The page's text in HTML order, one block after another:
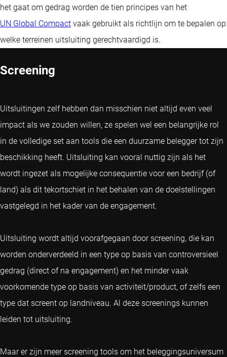
het gaat om gedrag worden de tien principes van het
UN Global Compact vaak gebruikt als richtlijn om te bepalen op
welke terreinen uitsluiting gerechtvaardigd is.
Screening
Uitsluitingen zelf hebben dan misschien niet altijd even veel
impact als we zouden willen, ze spelen wel een belangrijke rol
in de volledige set aan tools die een duurzame belegger tot zijn
beschikking heeft. Uitsluiting kan vooral nuttig zijn als het
wordt ingezet als mogelijke consequentie voor een bedrijf (of
land) als dit tekortschiet in het behalen van de doelstellingen
vastgelegd in het kader van de engagement.
Uitsluiting wordt altijd voorafgegaan door screening, die kan
worden onderverdeeld in een type op basis van controversieel
gedrag (direct of na engagement) en het minder vaak
voorkomende type op basis van activiteit/product, of zelfs een
type dat screent op landniveau. Al deze screenings kunnen
leiden tot uitsluiting.
Maar er zijn meer screening tools om het beleggingsuniversum